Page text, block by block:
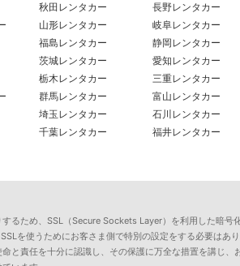
秋田レンタカー
山形レンタカー
福島レンタカー
茨城レンタカー
栃木レンタカー
群馬レンタカー
埼玉レンタカー
千葉レンタカー
長野レンタカー
岐阜レンタカー
静岡レンタカー
愛知レンタカー
三重レンタカー
富山レンタカー
石川レンタカー
福井レンタカー
るため、SSL（Secure Sockets Layer）を利用した暗号
を使うためにお客さま側で特別の設定をする必要はあり
と責任を十分に認識し、その保護に万全な措置を講じ